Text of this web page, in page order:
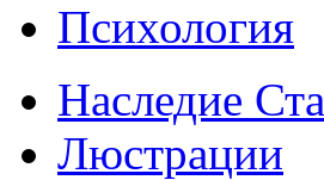
Психология
Наследие
Люстрации